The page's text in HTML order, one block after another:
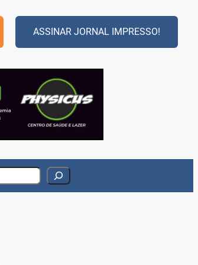
ASSINAR JORNAL IMPRESSO!